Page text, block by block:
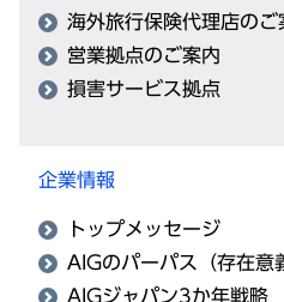
海外旅行保険代理店のご
営業拠点のご案内
損害サービス拠点
企業情報
トップメッセージ
AIGのパーパス（存在意
AIGジャパン3か年戦略